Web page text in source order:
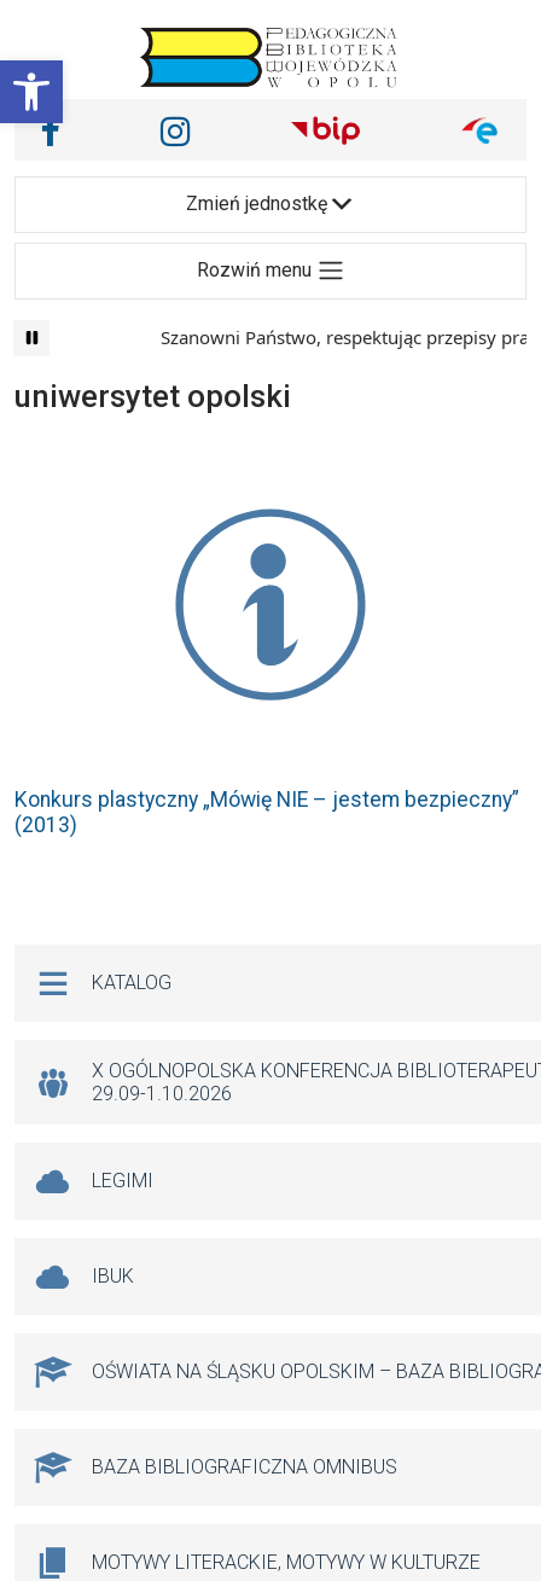
Otwórz pasek narzędzi
Main Navigation
Nasze media społecznościowe i inne
Facebook Instagram
Zmień jednostkę
Rozwiń menu
Szanowni Państwo, respektując przepisy
uniwersytet opolski
Konkurs plastyczny „Mówię NIE – jestem bezpieczny”
(2013)
KATALOG
X OGÓLNOPOLSKA KONFERENCJA
29.09-1.10.2026
LEGIMI
IBUK
OŚWIATA NA ŚLĄSKU OPOLSKIM – BAZA
BAZA BIBLIOGRAFICZNA OMNIBUS
MOTYWY LITERACKIE, MOTYWY W KULTURZE